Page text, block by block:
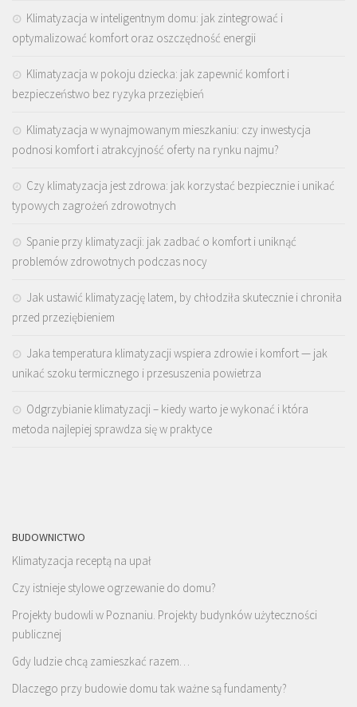
Klimatyzacja w inteligentnym domu: jak zintegrować i
optymalizować komfort oraz oszczędność energii
Klimatyzacja w pokoju dziecka: jak zapewnić komfort i
bezpieczeństwo bez ryzyka przeziębień
Klimatyzacja w wynajmowanym mieszkaniu: czy inwestycja
podnosi komfort i atrakcyjność oferty na rynku najmu?
Czy klimatyzacja jest zdrowa: jak korzystać bezpiecznie i unikać
typowych zagrożeń zdrowotnych
Spanie przy klimatyzacji: jak zadbać o komfort i uniknąć
problemów zdrowotnych podczas nocy
Jak ustawić klimatyzację latem, by chłodziła skutecznie i chroniła
przed przeziębieniem
Jaka temperatura klimatyzacji wspiera zdrowie i komfort — jak
unikać szoku termicznego i przesuszenia powietrza
Odgrzybianie klimatyzacji – kiedy warto je wykonać i która
metoda najlepiej sprawdza się w praktyce
BUDOWNICTWO
Klimatyzacja receptą na upał
Czy istnieje stylowe ogrzewanie do domu?
Projekty budowli w Poznaniu. Projekty budynków użyteczności
publicznej
Gdy ludzie chcą zamieszkać razem…
Dlaczego przy budowie domu tak ważne są fundamenty?